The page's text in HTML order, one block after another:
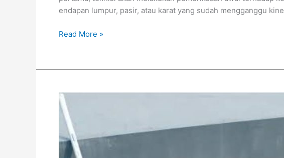
endapan lumpur, pasir, atau karat yang sudah mengganggu
Read More »
Service
Pompa
Air
Jakarta